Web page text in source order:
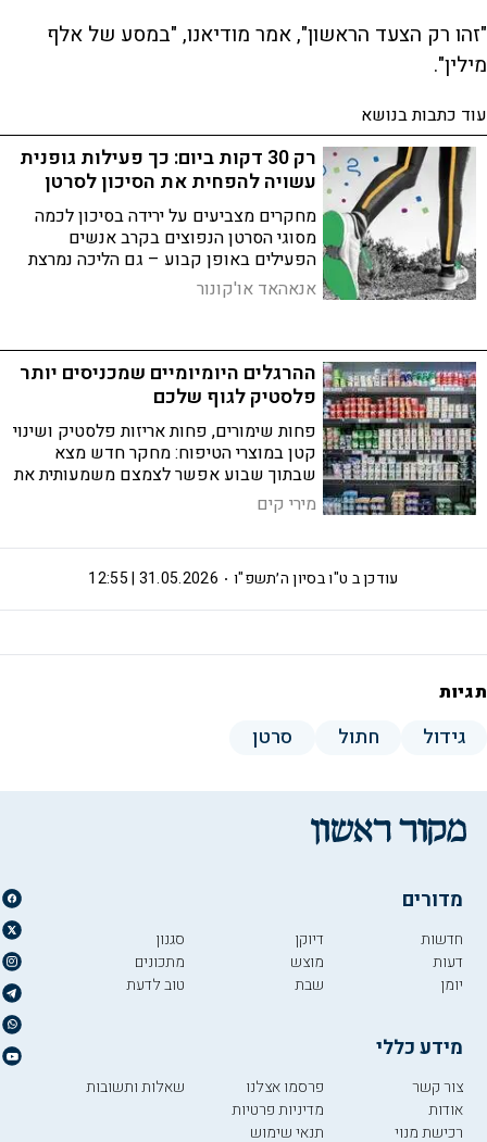
"זהו רק הצעד הראשון", אמר מודיאנו, "במסע של אלף
מילין".
עוד כתבות בנושא
רק 30 דקות ביום: כך פעילות גופנית
עשויה להפחית את הסיכון לסרטן
מחקרים מצביעים על ירידה בסיכון לכמה
מסוגי הסרטן הנפוצים בקרב אנשים
הפעילים באופן קבוע – גם הליכה נמרצת
נחשבת
אנאהאד או'קונור
ההרגלים היומיומיים שמכניסים יותר
פלסטיק לגוף שלכם
פחות שימורים, פחות אריזות פלסטיק ושינוי
קטן במוצרי הטיפוח: מחקר חדש מצא
שבתוך שבוע אפשר לצמצם משמעותית את
החשיפה לחלק מהכימיקלים שנמצאים
בגוף
מירי קים
ט"ו בסיון ה׳תשפ"ו 31.05.2026 | 12:55 עודכן ב
תגיות
גידול חתול סרטן
מדורים
חדשות
דעות
יומן
דיוקן
מוצש
שבת
סגנון
מתכונים
טוב לדעת
מידע כללי
צור קשר
אודות
רכישת מנוי
פרסמו אצלנו
מדיניות פרטיות
תנאי שימוש
שאלות ותשובות